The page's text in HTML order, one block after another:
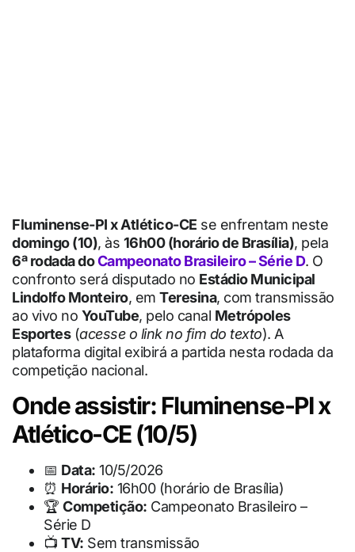
Fluminense-PI x Atlético-CE se enfrentam neste
domingo (10), às 16h00 (horário de Brasília), pela
6ª rodada doCampeonato Brasileiro – Série D. O
confronto será disputado no Estádio Municipal
Lindolfo Monteiro, em Teresina, com transmissão
ao vivo no YouTube, pelo canal Metrópoles
Esportes(acesse o link no fim do texto). A
plataforma digital exibirá a partida nesta rodada da
competição nacional.
Onde assistir: Fluminense-PI x
Atlético-CE (10/5)
📅 Data: 10/5/2026
⏰ Horário: 16h00 (horário de Brasília)
🏆 Competição: Campeonato Brasileiro –
Série D
📺 TV: Sem transmissão